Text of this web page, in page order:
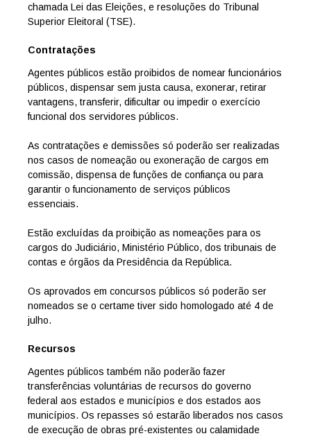
chamada Lei das Eleições, e resoluções do Tribunal
Superior Eleitoral (TSE).
Contratações
Agentes públicos estão proibidos de nomear funcionários
públicos, dispensar sem justa causa, exonerar, retirar
vantagens, transferir, dificultar ou impedir o exercício
funcional dos servidores públicos.
As contratações e demissões só poderão ser realizadas
nos casos de nomeação ou exoneração de cargos em
comissão, dispensa de funções de confiança ou para
garantir o funcionamento de serviços públicos
essenciais.
Estão excluídas da proibição as nomeações para os
cargos do Judiciário, Ministério Público, dos tribunais de
contas e órgãos da Presidência da República.
Os aprovados em concursos públicos só poderão ser
nomeados se o certame tiver sido homologado até 4 de
julho.
Recursos
Agentes públicos também não poderão fazer
transferências voluntárias de recursos do governo
federal aos estados e municípios e dos estados aos
municípios. Os repasses só estarão liberados nos casos
de execução de obras pré-existentes ou calamidade